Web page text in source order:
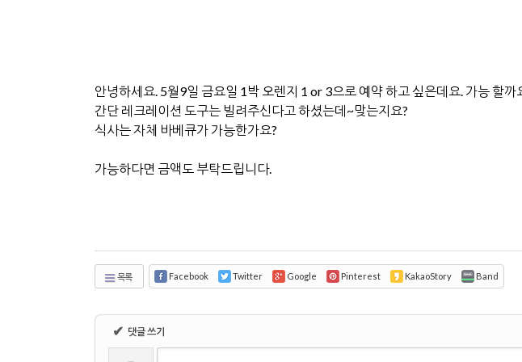
안녕하세요. 5월9일 금요일 1박 오렌지 1 or 3으로 예약 하고 싶은데요. 가능 할까
간단 레크레이션 도구는 빌려주신다고 하셨는데~맞는지요?
식사는 자체 바베큐가 가능한가요?
가능하다면 금액도 부탁드립니다.
목록 Facebook Twitter Google Pinterest KakaoStory Band
✔ 댓글 쓰기